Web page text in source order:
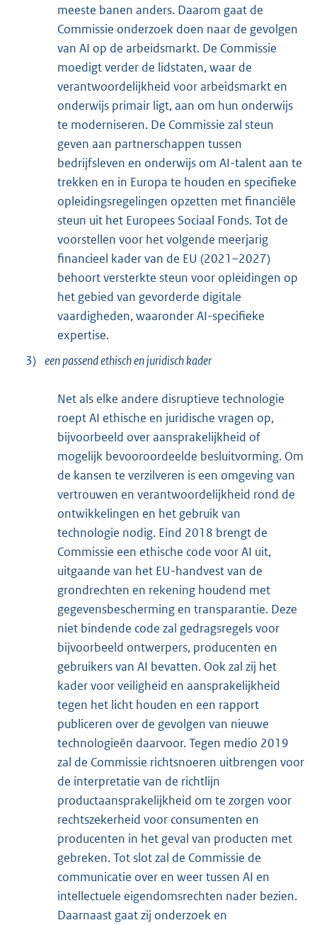
meeste banen anders. Daarom gaat de
Commissie onderzoek doen naar de gevolgen
van AI op de arbeidsmarkt. De Commissie
moedigt verder de lidstaten, waar de
verantwoordelijkheid voor arbeidsmarkt en
onderwijs primair ligt, aan om hun onderwijs
te moderniseren. De Commissie zal steun
geven aan partnerschappen tussen
bedrijfsleven en onderwijs om AI-talent aan te
trekken en in Europa te houden en specifieke
opleidingsregelingen opzetten met financiële
steun uit het Europees Sociaal Fonds. Tot de
voorstellen voor het volgende meerjarig
financieel kader van de EU (2021–2027)
behoort versterkte steun voor opleidingen op
het gebied van gevorderde digitale
vaardigheden, waaronder AI-specifieke
expertise.
3) een passend ethisch en juridisch kader
Net als elke andere disruptieve technologie
roept AI ethische en juridische vragen op,
bijvoorbeeld over aansprakelijkheid of
mogelijk bevooroordeelde besluitvorming. Om
de kansen te verzilveren is een omgeving van
vertrouwen en verantwoordelijkheid rond de
ontwikkelingen en het gebruik van
technologie nodig. Eind 2018 brengt de
Commissie een ethische code voor AI uit,
uitgaande van het EU-handvest van de
grondrechten en rekening houdend met
gegevensbescherming en transparantie. Deze
niet bindende code zal gedragsregels voor
bijvoorbeeld ontwerpers, producenten en
gebruikers van AI bevatten. Ook zal zij het
kader voor veiligheid en aansprakelijkheid
tegen het licht houden en een rapport
publiceren over de gevolgen van nieuwe
technologieën daarvoor. Tegen medio 2019
zal de Commissie richtsnoeren uitbrengen voor
de interpretatie van de richtlijn
productaansprakelijkheid om te zorgen voor
rechtszekerheid voor consumenten en
producenten in het geval van producten met
gebreken. Tot slot zal de Commissie de
communicatie over en weer tussen AI en
intellectuele eigendomsrechten nader bezien.
Daarnaast gaat zij onderzoek en